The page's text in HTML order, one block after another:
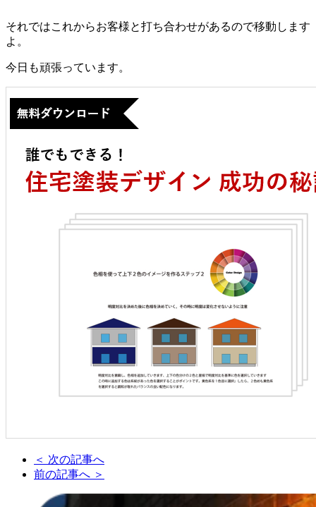
それではこれからお客様と打ち合わせがあるので移動します
よ。
今日も頑張っています。
＜ 次の記事へ
前の記事へ ＞